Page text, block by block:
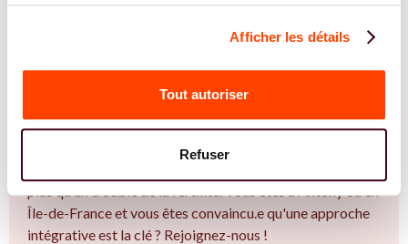
Afficher les détails
Tout autoriser
Refuser
Vous êtes Ostéopathe expert.e.s en SMOP
Vous êtes Ostéopathe spécialiste dans dans
l'accompagnement des femmes et des couples sur la
plus qu’un trouble de la fertilité. Vous êtes à Antony ou en
Île-de-France et vous êtes convaincu.e qu'une approche
intégrative est la clé ? Rejoignez-nous !